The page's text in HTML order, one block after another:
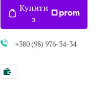
Купити
з
+380 (98) 976-34-34